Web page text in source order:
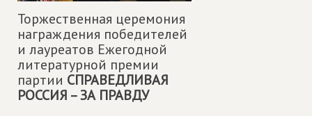
Торжественная церемония
награждения победителей
и лауреатов Ежегодной
литературной премии
партии СПРАВЕДЛИВАЯ
РОССИЯ – ЗА ПРАВДУ